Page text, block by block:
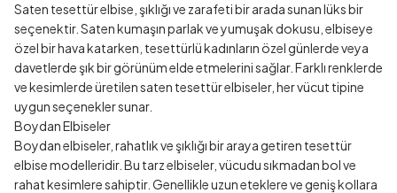
Saten tesettür elbise, şıklığı ve zarafeti bir arada sunan lüks bir
seçenektir. Saten kumaşın parlak ve yumuşak dokusu, elbiseye
özel bir hava katarken, tesettürlü kadınların özel günlerde veya
davetlerde şık bir görünüm elde etmelerini sağlar. Farklı renklerde
ve kesimlerde üretilen saten tesettür elbiseler, her vücut tipine
uygun seçenekler sunar.
Boydan Elbiseler
Boydan elbiseler, rahatlık ve şıklığı bir araya getiren tesettür
elbise modelleridir. Bu tarz elbiseler, vücudu sıkmadan bol ve
rahat kesimlere sahiptir. Genellikle uzun eteklere ve geniş kollara